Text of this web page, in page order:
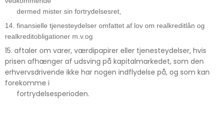
dermed mister sin fortrydelsesret,
14. finansielle tjenesteydelser omfattet af lov om realkreditlån og
realkreditobligationer m.v.og
15. aftaler om varer, værdipapirer eller tjenesteydelser, hvis
prisen afhænger af udsving på kapitalmarkedet, som den
erhvervsdrivende ikke har nogen indflydelse på, og som kan
forekomme i
fortrydelsesperioden.